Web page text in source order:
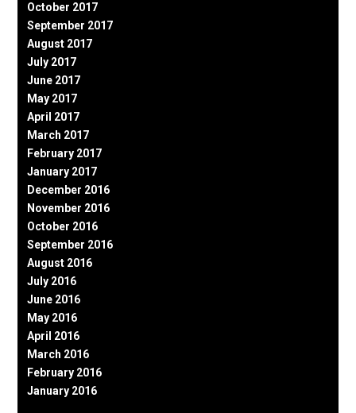
October 2017
September 2017
August 2017
July 2017
June 2017
May 2017
April 2017
March 2017
February 2017
January 2017
December 2016
November 2016
October 2016
September 2016
August 2016
July 2016
June 2016
May 2016
April 2016
March 2016
February 2016
January 2016